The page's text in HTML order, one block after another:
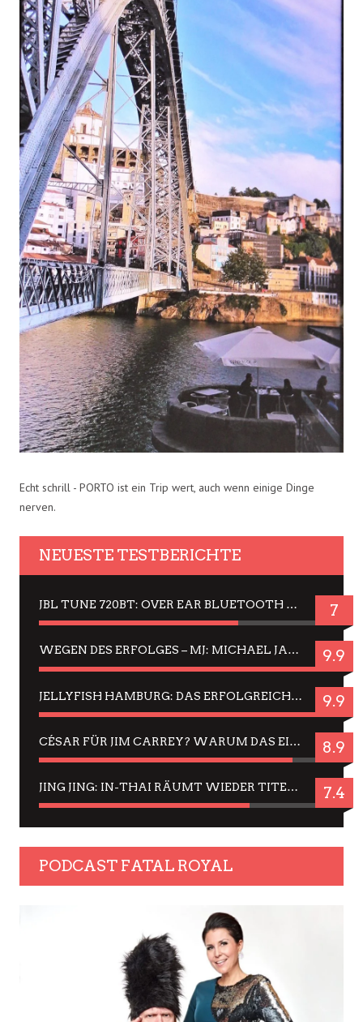
Echt schrill - PORTO ist ein Trip wert, auch wenn einige Dinge
nerven.
NEUESTE TESTBERICHTE
JBL TUNE 720BT: OVER EAR BLUETOOTH KOPFHÖRER UM DIE 50,-€ IM DAUER-TEST 7
WEGEN DES ERFOLGES – MJ: MICHAEL JACKSON MUSICAL IN EINER MATINEE SEHEN 9.9
JELLYFISH HAMBURG: DAS ERFOLGREICHE SOMMER-MENÜ 2025 IN GEFÜHLEN UND BILDERN 9.9
CÉSAR FÜR JIM CARREY? WARUM DAS EINER DER NERVIGSTEN ACTORS IST UND BLEIBT 8.9
JING JING: IN-THAI RÄUMT WIEDER TITEL AB – EIN ZWEI-STUNDEN-ERLEBNISBERICHT 7.4
PODCAST FATAL ROYAL